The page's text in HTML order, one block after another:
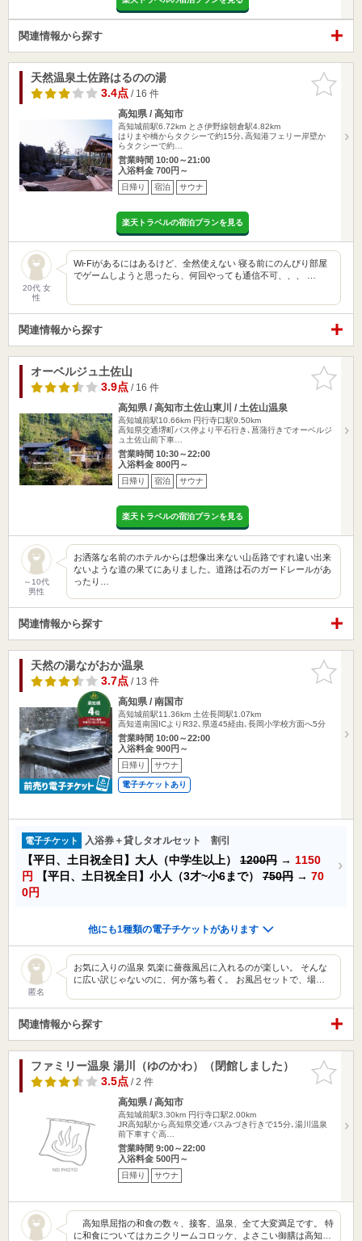
関連情報から探す
お気に入
りに追加
天然温泉土佐路はるのの湯
3.4点/ 16 件
高知県 / 高知市
高知城前駅6.72km とさ伊野線朝倉駅4.82km
はりまや橋からタクシーで約15分､高知港フェリー岸壁か
らタクシーで約…
営業時間 10:00～21:00
入浴料金 700円～
日帰り 宿泊 サウナ
楽天トラベルの宿泊プランを見る
20代 女
性
Wi-Fiがあるにはあるけど、全然使えない 寝る前にのんびり部屋
でゲームしようと思ったら、何回やっても通信不可、、、 …
関連情報から探す
お気に入
りに追加
オーベルジュ土佐山
3.9点/ 16 件
高知県 / 高知市土佐山東川 / 土佐山温泉
高知城前駅10.66km 円行寺口駅9.50km
高知県交通堺町バス停より平石行き､菖蒲行きでオーベルジ
ュ土佐山前下車…
営業時間 10:30～22:00
入浴料金 800円～
日帰り 宿泊 サウナ
楽天トラベルの宿泊プランを見る
～10代
男性
お洒落な名前のホテルからは想像出来ない山岳路ですれ違い出来
ないような道の果てにありました。道路は石のガードレールがあ
ったり…
関連情報から探す
お気に入
りに追加
天然の湯ながおか温泉
3.7点/ 13 件
高知県 / 南国市
高知城前駅11.36km 土佐長岡駅1.07km
高知道南国ICよりR32､県道45経由､長岡小学校方面へ5分
営業時間 10:00～22:00
入浴料金 900円～
日帰り サウナ
電子チケットあり
電子チケット 入浴券＋貸しタオルセット 割引
【平日、土日祝全日】大人（中学生以上） 1200円 → 1150
円
【平日、土日祝全日】小人（3才~小6まで） 750円 → 70
0円
他にも1種類の電子チケットがあります
匿名
お気に入りの温泉 気楽に薔薇風呂に入れるのが楽しい。 そんな
に広い訳じゃないのに、何か落ち着く。 お風呂セットで、場…
関連情報から探す
お気に入
りに追加
ファミリー温泉 湯川（ゆのかわ）（閉館しました）
3.5点/ 2 件
高知県 / 高知市
高知城前駅3.30km 円行寺口駅2.00km
JR高知駅から高知県交通バスみづき行きで15分､湯川温泉
前下車すぐ高…
営業時間 9:00～22:00
入浴料金 500円～
日帰り サウナ
高知県屈指の和食の数々、接客、温泉、全て大変満足です。 特
に和食についてはカニクリームコロッケ、よさこい御膳は高知…